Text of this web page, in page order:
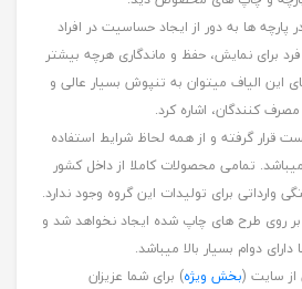
ها به دور از ایجاد حساسیت در افراد
برای نمایش، حفظ و ماندگاری هرچه بیشتر
این الیاف میتوان به تنپوش بسیار عالی و
کنندگان، اشاره کرد.
قرار گرفته و از همه لحاظ شرایط استفاده
میباشد. تمامی محصولات کاملا از داخل کشور
وارداتی برای تولیدات این گروه وجود ندارد.
روی طرح های چاپ شده ایجاد نخواهد شد و
دوام بسیار بالا میباشد.
سایت (بخش ویژه) برای شما عزیزان